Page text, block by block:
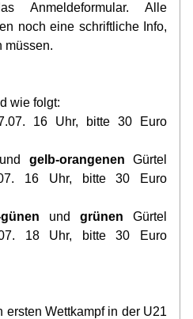
Anmeldeformular. Alle
noch eine schriftliche Info,
müssen.
wie folgt:
16 Uhr, bitte 30 Euro
und gelb-orangenen Gürtel
16 Uhr, bitte 30 Euro
günen und grünen Gürtel
18 Uhr, bitte 30 Euro
ersten Wettkampf in der U21